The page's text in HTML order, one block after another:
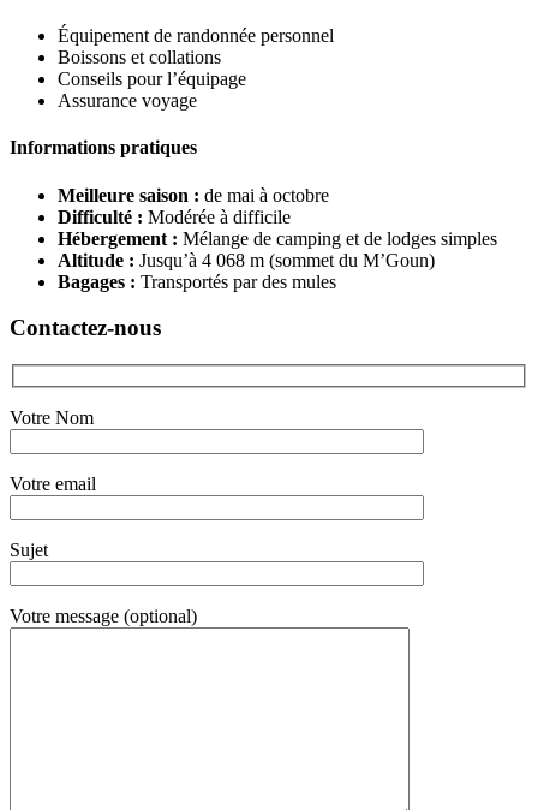
Équipement de randonnée personnel
Boissons et collations
Conseils pour l’équipage
Assurance voyage
Informations pratiques
Meilleure saison : de mai à octobre
Difficulté : Modérée à difficile
Hébergement : Mélange de camping et de lodges simples
Altitude : Jusqu’à 4 068 m (sommet du M’Goun)
Bagages : Transportés par des mules
Contactez-nous
Votre Nom
Votre email
Sujet
Votre message (optional)